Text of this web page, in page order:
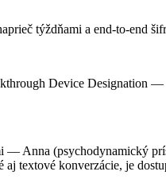
týždňami a end-to-end
Device Designation
— Anna (psychodynamický
textové konverzácie, je